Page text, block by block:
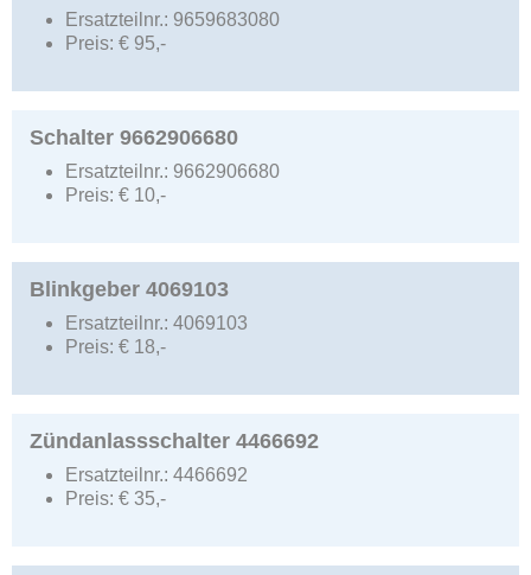
Ersatzteilnr.: 9659683080
Preis: € 95,-
Schalter 9662906680
Ersatzteilnr.: 9662906680
Preis: € 10,-
Blinkgeber 4069103
Ersatzteilnr.: 4069103
Preis: € 18,-
Zündanlassschalter 4466692
Ersatzteilnr.: 4466692
Preis: € 35,-